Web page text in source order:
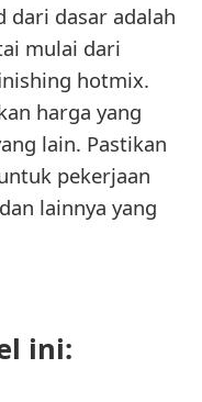
dari dasar adalah
mulai dari
hotmix.
harga yang
lain. Pastikan
pekerjaan
lainnya yang
ini: